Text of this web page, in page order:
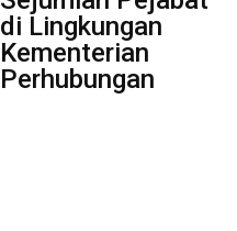
di Lingkungan
Kementerian
Perhubungan